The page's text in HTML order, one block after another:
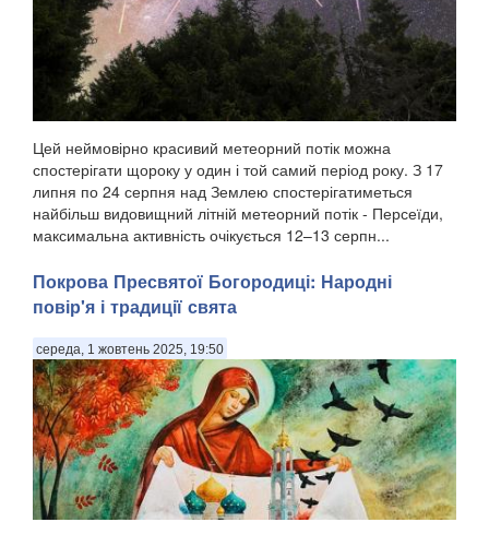
Цей неймовірно красивий метеорний потік можна
спостерігати щороку у один і той самий період року. З 17
липня по 24 серпня над Землею спостерігатиметься
найбільш видовищний літній метеорний потік - Персеїди,
максимальна активність очікується 12–13 серпн...
Покрова Пресвятої Богородиці: Народні
повір'я і традиції свята
середа, 1 жовтень 2025, 19:50